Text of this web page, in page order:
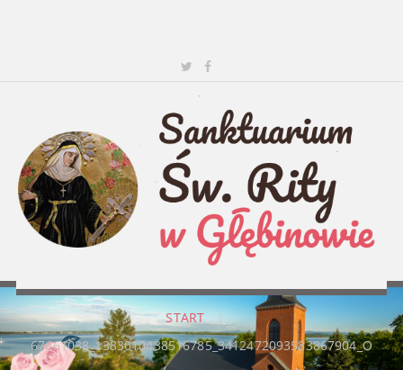
START |
67661038_1383010438516785_3412472093583867904_O